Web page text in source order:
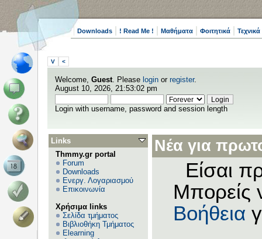
Downloads ! Read Me ! Μαθήματα Φοιτητικά
V <
Welcome, Guest. Please login or register.
August 10, 2026, 21:53:02 pm
Login with username, password and session length
Links
Thmmy.gr portal
Forum
Downloads
Ενεργ. Λογαριασμού
Επικοινωνία
Χρήσιμα links
Σελίδα τμήματος
Βιβλιοθήκη Τμήματος
Elearning
Νέα για
Είσαι
Μπορείς
Βοήθεια